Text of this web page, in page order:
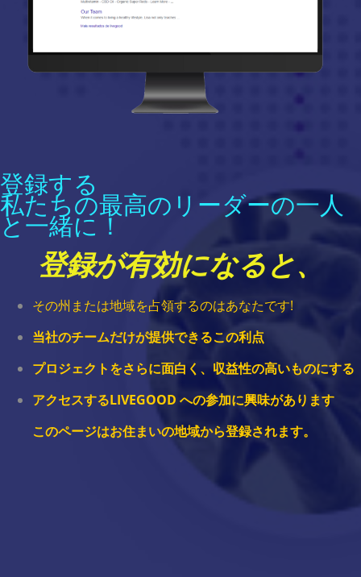
登録する
私たちの最高のリーダーの一人
と一緒に！
登録が有効になると、
その州または地域を占領するのはあなたです!
当社のチームだけが提供できるこの利点
プロジェクトをさらに面白く、収益性の高いものにする
アクセスするLIVEGOOD への参加に興味があります
このページはお住まいの地域から登録されます。